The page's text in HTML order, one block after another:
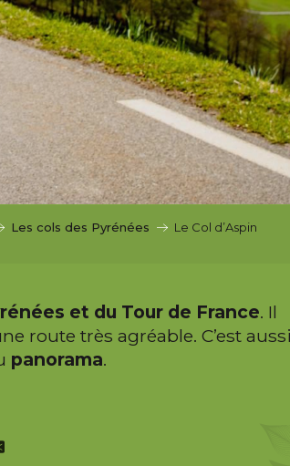
Les cols des Pyrénées Le Col d’Aspin
et du Tour de France. Il
route très agréable. C’est aussi
panorama.